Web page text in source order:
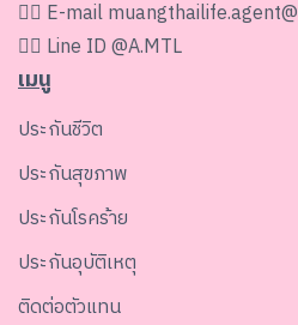
👉🏻 E-mail
👉🏻 Line ID@A.MTL
เมนู
ประกันชีวิต
ประกันสุขภาพ
ประกันโรคร้าย
ประกันอุบัติเหตุ
ติดต่อตัวแทน